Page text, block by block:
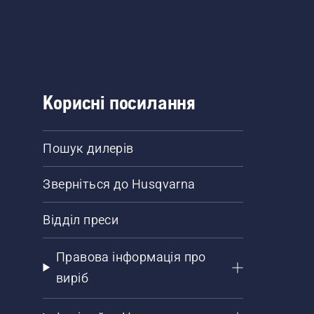
Корисні посилання
Пошук дилерів
Зверніться до Husqvarna
Відділ преси
Правова інформація про
виріб